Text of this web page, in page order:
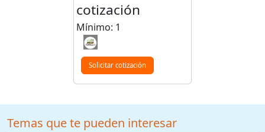
cotización
Mínimo: 1
Solicitar cotización
Temas que te pueden interesar